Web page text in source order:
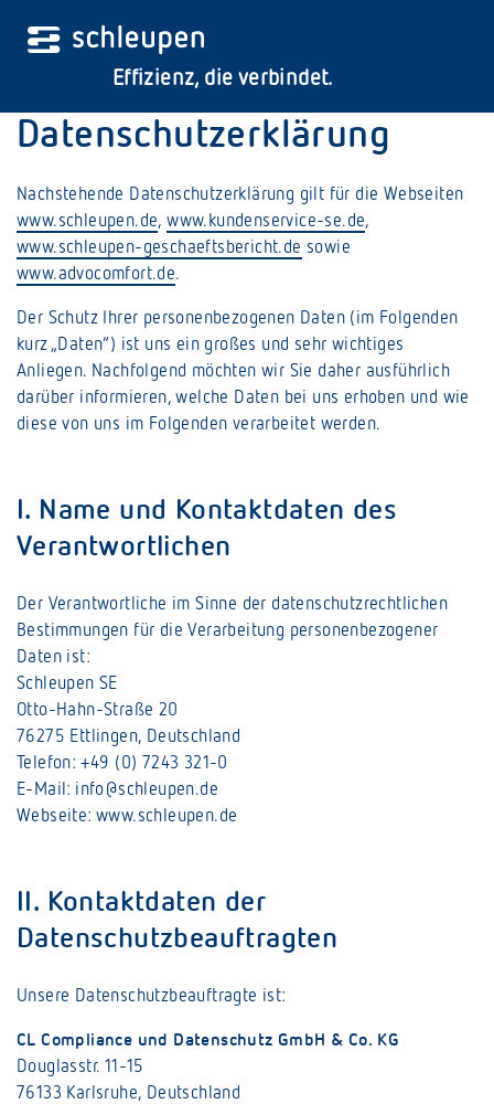
Effizienz, die verbindet.
Datenschutzerklärung
Nachstehende Datenschutzerklärung gilt für die Webseiten
www.schleupen.de,www.kundenservice-se.de,
www.schleupen-geschaeftsbericht.de sowie
www.advocomfort.de.
Der Schutz Ihrer personenbezogenen Daten (im Folgenden
kurz „Daten“) ist uns ein großes und sehr wichtiges
Anliegen. Nachfolgend möchten wir Sie daher ausführlich
darüber informieren, welche Daten bei uns erhoben und wie
diese von uns im Folgenden verarbeitet werden.
I. Name und Kontaktdaten des
Verantwortlichen
Der Verantwortliche im Sinne der datenschutzrechtlichen
Bestimmungen für die Verarbeitung personenbezogener
Daten ist:
Schleupen SE
Otto-Hahn-Straße 20
76275 Ettlingen, Deutschland
Telefon: +49 (0) 7243 321-0
E-Mail: info@schleupen.de
Webseite: www.schleupen.de
II. Kontaktdaten der
Datenschutzbeauftragten
Unsere Datenschutzbeauftragte ist:
CL Compliance und Datenschutz GmbH & Co. KG
Douglasstr. 11-15
76133 Karlsruhe, Deutschland